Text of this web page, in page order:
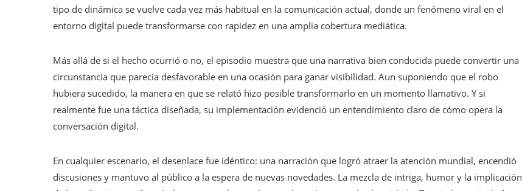
tipo de dinámica se vuelve cada vez más habitual en la comunicación actual, donde un fenómeno viral en el
entorno digital puede transformarse con rapidez en una amplia cobertura mediática.
Más allá de si el hecho ocurrió o no, el episodio muestra que una narrativa bien conducida puede convertir una
circunstancia que parecía desfavorable en una ocasión para ganar visibilidad. Aun suponiendo que el robo
hubiera sucedido, la manera en que se relató hizo posible transformarlo en un momento llamativo. Y si
realmente fue una táctica diseñada, su implementación evidenció un entendimiento claro de cómo opera la
conversación digital.
En cualquier escenario, el desenlace fue idéntico: una narración que logró atraer la atención mundial, encendió
discusiones y mantuvo al público a la espera de nuevas novedades. La mezcla de intriga, humor y la implicación